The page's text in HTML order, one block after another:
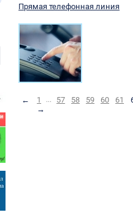
Прямая телефонная линия
← 1 ... 57 58 59 60 61
→